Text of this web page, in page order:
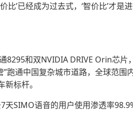
’已经成为过去式，‘智价比’才是
8295和双NVIDIA DRIVE Orin芯片
跑通中国复杂城市道路，全球范围
标杆。
SIMO语音的用户使用渗透率